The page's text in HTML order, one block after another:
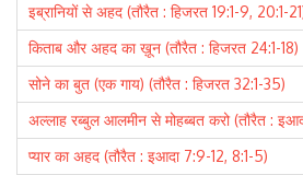
इब्रानियों से अहद (तौरैत : हिजरत 19:1-9, 20:1-
किताब और अहद का ख़ून (तौरैत : हिजरत 24:1-18)
सोने का बुत (एक गाय) (तौरैत : हिजरत 32:1-35)
अल्लाह रब्बुल आलमीन से मोहब्बत करो (तौरैत :
प्यार का अहद (तौरैत : इआदा 7:9-12, 8:1-5)